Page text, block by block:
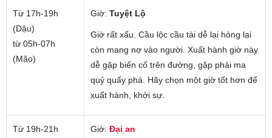
Từ 17h-19h
(Dậu)
từ 05h-07h
(Mão)
Giờ: Tuyệt Lộ
Giờ rất xấu. Cầu lộc cầu tài dễ lại hỏng lại
còn mang nợ vào người. Xuất hành giờ này
dễ gặp biến cố trên đường, gặp phải ma
quỷ quấy phá. Hãy chọn một giờ tốt hơn để
xuất hành, khởi sự.
Từ 19h-21h
Giờ: Đại an